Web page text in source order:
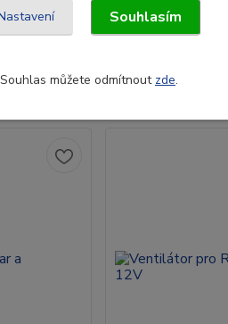
70 Kč/ks
Souhlasím
Souhlas můžete odmítnout zde.